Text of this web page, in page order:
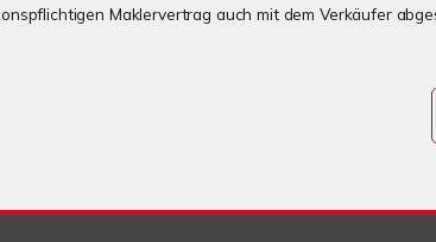
Maklervertrag auch mit dem Verkäufer